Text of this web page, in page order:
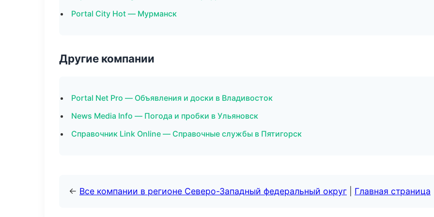
Portal City Hot — Мурманск
Другие компании
Portal Net Pro — Объявления и доски в Владивосток
News Media Info — Погода и пробки в Ульяновск
Справочник Link Online — Справочные службы в Пятигорск
← Все компании в регионе Северо-Западный федеральный округ Главная страница